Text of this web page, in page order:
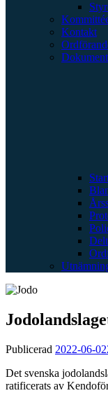
Kontakt
Dokument
Publicerad 2022-06-02
Det svenska
ratificerats av